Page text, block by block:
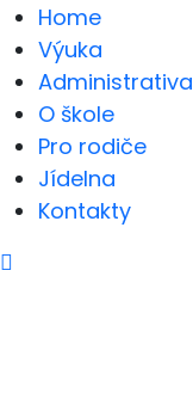
Home
Výuka
Administrativa
O škole
Pro rodiče
Jídelna
Kontakty